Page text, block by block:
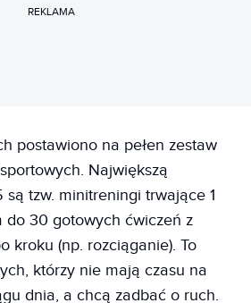
REKLAMA
postawiono na pełen zestaw
Największą
są tzw. minitreningi trwające 1
do 30 gotowych ćwiczeń z
kroku (np. rozciąganie). To
którzy nie mają czasu na
dnia, a chcą zadbać o ruch.